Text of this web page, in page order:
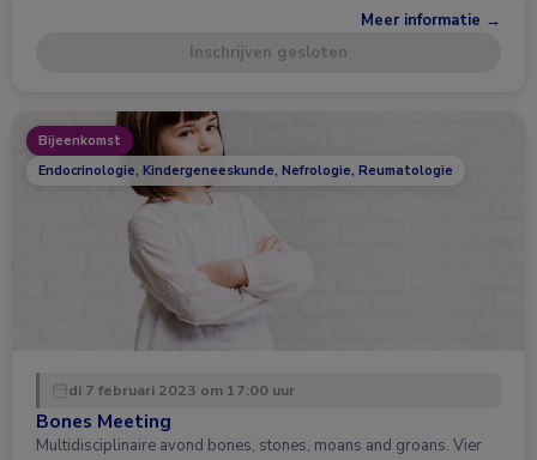
Meer informatie →
Inschrijven gesloten
Bijeenkomst
Endocrinologie, Kindergeneeskunde, Nefrologie, Reumatologie
di 7 februari 2023 om 17:00 uur
Bones Meeting
Multidisciplinaire avond bones, stones, moans and groans. Vier